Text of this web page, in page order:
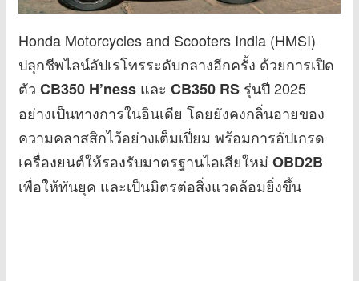
Honda Motorcycles and Scooters India (HMSI)
ปลุกชีพไลน์อัปเรโทรระดับกลางอีกครั้ง ด้วยการเปิด
ตัว CB350 H’ness และ CB350 RS รุ่นปี 2025
อย่างเป็นทางการในอินเดีย โดยยังคงกลิ่นอายของ
ความคลาสสิกไว้อย่างเต็มเปี่ยม พร้อมการอัปเกรด
เครื่องยนต์ให้รองรับมาตรฐานไอเสียใหม่ OBD2B
เพื่อให้ทันยุค และเป็นมิตรต่อสิ่งแวดล้อมยิ่งขึ้น